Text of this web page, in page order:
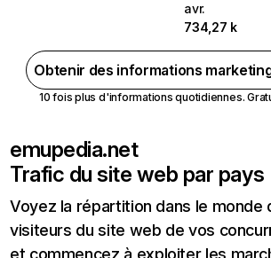
avr.
734,27 k
Obtenir des informations
10 fois plus d'informations quotidiennes.
emupedia.net
Trafic du site web par pays
Voyez la répartition dans le monde
visiteurs du site web de vos
et commencez à exploiter les